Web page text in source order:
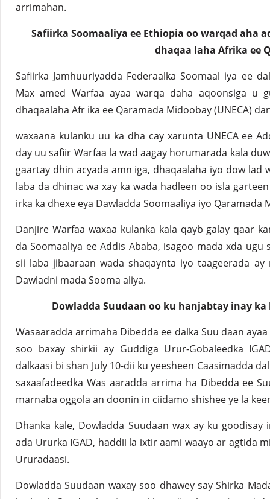
arrimahan.
Safiirka Soomaaliya ee Ethiopia oo warqad aha
dhaqaa laha Afrika ee
Safiirka Jamhuuriyadda Federaalka Soomaal iya ee
Max amed Warfaa ayaa warqa daha aqoonsiga u
dhaqaalaha Afr ika ee Qaramada Midoobay (UNECA)
waxaana kulanku uu ka dha cay xarunta UNECA ee
day uu safiir Warfaa la wad aagay horumarada kala
gaartay dhin acyada amn iga, dhaqaalaha iyo dow lad
laba da dhinac wa xay ka wada hadleen oo isla
irka ka dhexe eya Dawladda Soomaaliya iyo Qaramada
Danjire Warfaa waxaa kulanka kala qayb galay qaar
da Soomaaliya ee Addis Ababa, isagoo mada xda ugu
sii laba jibaaraan wada shaqaynta iyo taageerada
Dawladni mada Sooma aliya.
Dowladda Suudaan oo ku hanjabtay inay
Wasaaradda arrimaha Dibedda ee dalka Suu daan
soo baxay shirkii ay Guddiga Urur-Gobaleedka
dalkaasi bi shan July 10-dii ku yeesheen Caasimadda
saxaafadeedka Was aaradda arrima ha Dibedda ee
marnaba oggola an doonin in ciidamo shishee ye la
Dhanka kale, Dowladda Suudaan wax ay ku
ada Ururka IGAD, haddii la ixtir aami waayo ar agtida
Ururadaasi.
Dowladda Suudaan waxay soo dhawey say Shirka